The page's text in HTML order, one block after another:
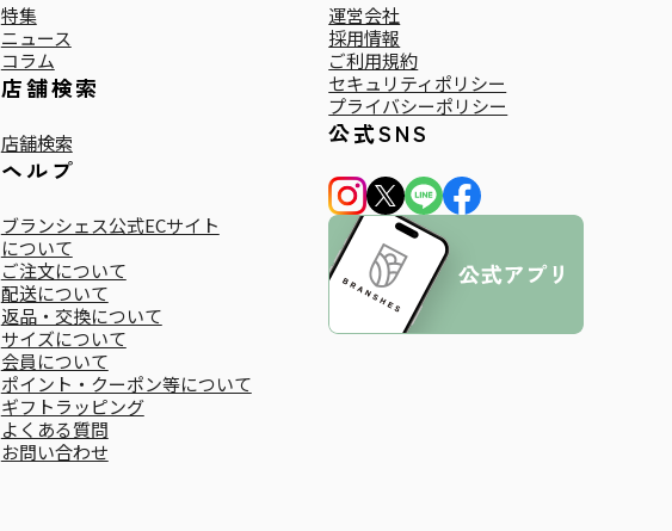
特集
ニュース
コラム
店舗検索
店舗検索
ヘルプ
ブランシェス公式ECサイト
について
ご注文について
配送について
返品・交換について
サイズについて
会員について
ポイント・クーポン等について
ギフトラッピング
よくある質問
お問い合わせ
運営会社
採用情報
ご利用規約
セキュリティポリシー
プライバシーポリシー
公式SNS